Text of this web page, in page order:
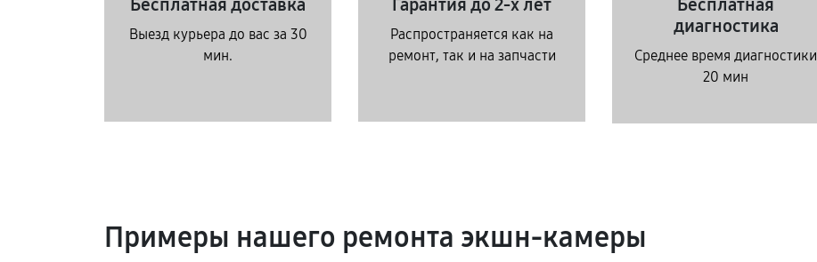
Бесплатная доставка
Выезд курьера до вас за 30
мин.
Гарантия до 2-х лет
Распространяется как на
ремонт, так и на запчасти
Бесплатная
диагностика
Среднее время диагностики
20 мин
Примеры нашего ремонта экшн-камеры